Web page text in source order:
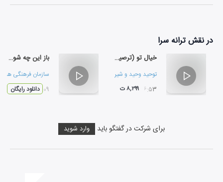
در نقشترانه سرا
خیال تو (ترصیع دشتی)
توحید وحید و شیرزاد غفاری
۰۶:۵۳ ۸,۲۹۹ ت
باز این چه شورش است
سازمان فرهنگی
۰۴:۰۹دانلود رایگان
برای شرکت در گفتگو باید وارد شوید